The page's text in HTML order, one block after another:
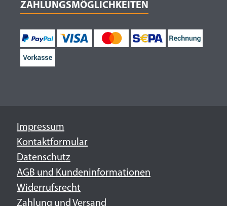
ZAHLUNGSMÖGLICHKEITEN
Impressum
Kontaktformular
Datenschutz
AGB und Kundeninformationen
Widerrufsrecht
Zahlung und Versand